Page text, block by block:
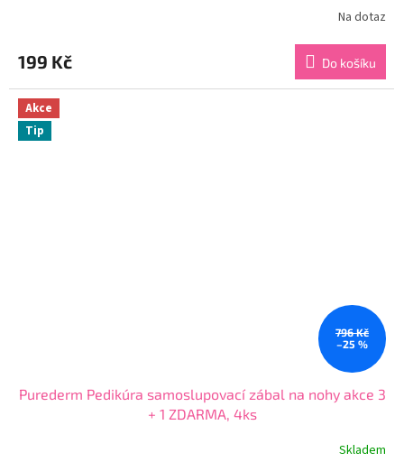
produktu
je
4,0
5
hvězdiček.
Na dotaz
199 Kč Do košíku
Akce
Tip
796 Kč
–25 %
Purederm Pedikúra samoslupovací zábal na nohy akce 3
+ 1 ZDARMA, 4ks
Skladem